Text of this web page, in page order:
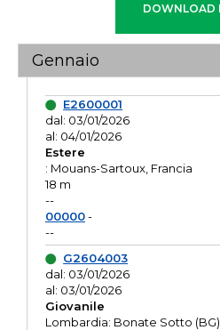
Gennaio
E2600001
dal: 03/01/2026
al: 04/01/2026
Estere
: Mouans-Sartoux, Francia
18 m
--
00000-
--
G2604003
dal: 03/01/2026
al: 03/01/2026
Giovanile
Lombardia: Bonate Sotto (BG)